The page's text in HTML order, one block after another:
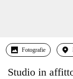
Fotografie
Studio in